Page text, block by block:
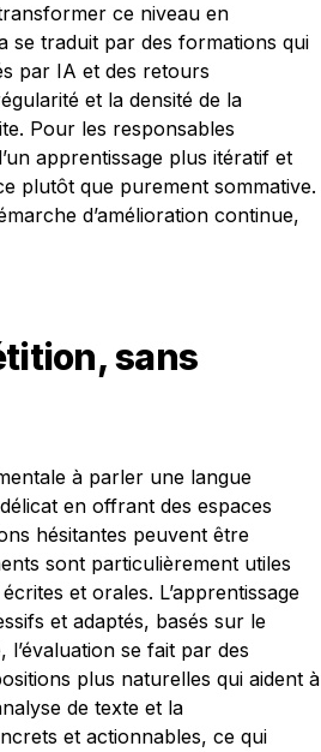
ce niveau en
se traduit par des formations qui
par IA et des retours
et la densité de la
Pour les responsables
apprentissage plus itératif et
plutôt que purement sommative.
d’amélioration continue,
sans
à parler une langue
en offrant des espaces
hésitantes peuvent être
sont particulièrement utiles
et orales. L’apprentissage
et adaptés, basés sur le
se fait par des
plus naturelles qui aident à
de texte et la
et actionnables, ce qui